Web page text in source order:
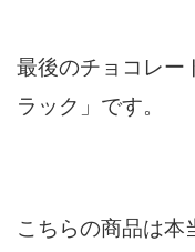
最後のチョコレー
ラック」です。
こちらの商品は本